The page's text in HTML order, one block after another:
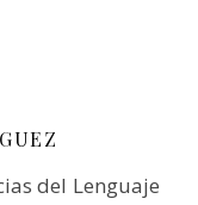
del Lenguaje